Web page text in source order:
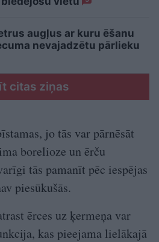
augļus ar kuru ēšanu
nevajadzētu pārlieku
citas ziņas
jo tās var pārnēsāt
borelioze un ērču
tās pamanīt pēc iespējas
piesūkušās.
ērces uz ķermeņa var
kas pieejama lielākajā